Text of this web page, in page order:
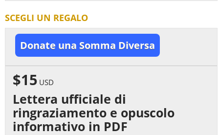
SCEGLI UN REGALO
Donate una Somma Diversa
$15 USD
Lettera ufficiale di
ringraziamento e opuscolo
informativo in PDF